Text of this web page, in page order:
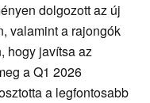
dolgozott az új
valamint a rajongók
hogy javítsa az
a Q1 2026
a legfontosabb